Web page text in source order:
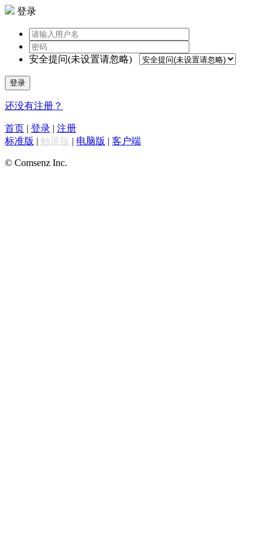
登录
安全提问(未设置请忽略)
登录
还没有注册？
首页 | 登录 | 注册
标准版 | 触屏版 | 电脑版 | 客户端
© Comsenz Inc.